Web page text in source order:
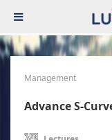
Management
Advance S-